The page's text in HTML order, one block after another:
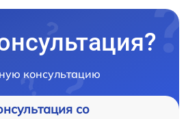
консультацию
со